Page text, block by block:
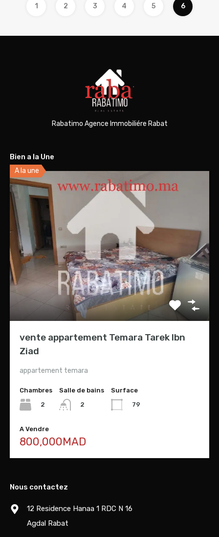
1 2 3 4 5 6
Rabatimo Agence Immobiliére Rabat
Bien a la Une
A la une
vente appartement Temara Tarek Ibn
Ziad
appartement temara
Chambres
2
Salle de bains
2
Surface
79
A Vendre
800,000MAD
Nous contactez
12 Residence Hanaa 1 RDC N 16
Agdal Rabat